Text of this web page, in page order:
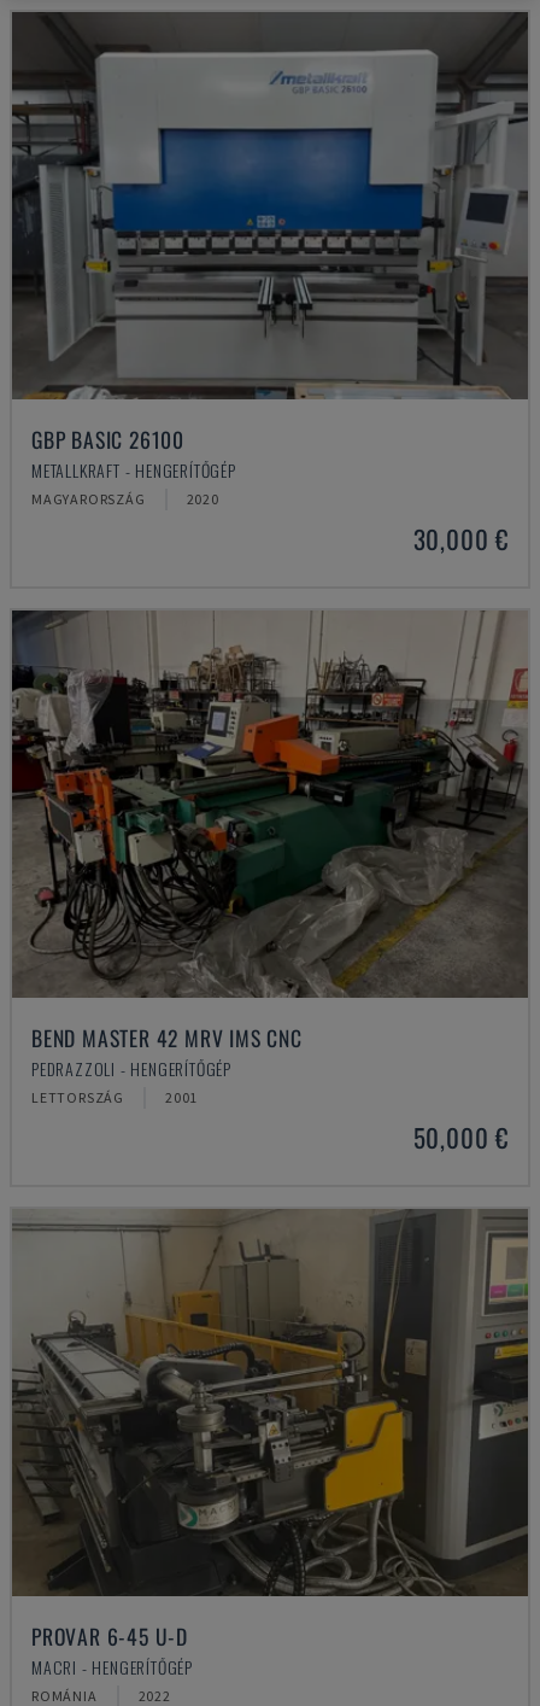
GBP BASIC 26100
METALLKRAFT - HENGERÍTŐGÉP
MAGYARORSZÁG 2020
30,000 €
BEND MASTER 42 MRV IMS CNC
PEDRAZZOLI - HENGERÍTŐGÉP
LETTORSZÁG 2001
50,000 €
PROVAR 6-45 U-D
MACRI - HENGERÍTŐGÉP
ROMÁNIA 2022